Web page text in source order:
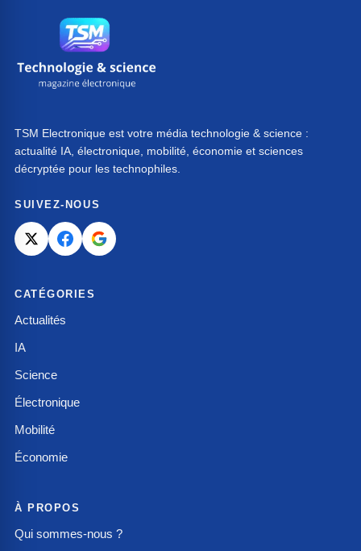
TSM Electronique est votre média technologie & science :
actualité IA, électronique, mobilité, économie et sciences
décryptée pour les technophiles.
SUIVEZ-NOUS
CATÉGORIES
Actualités
IA
Science
Électronique
Mobilité
Économie
À PROPOS
Qui sommes-nous ?